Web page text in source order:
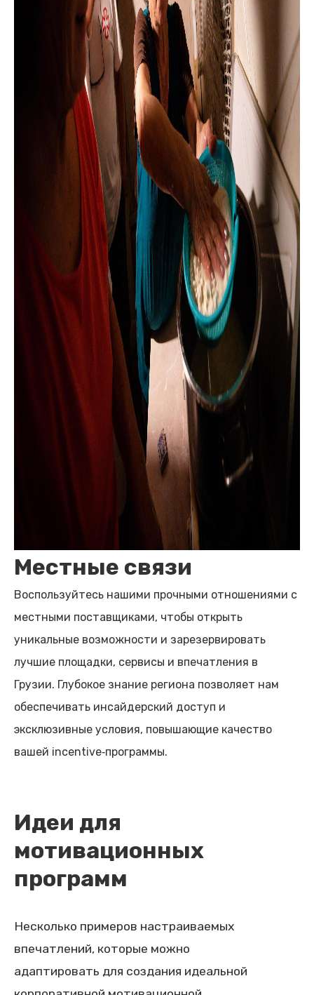
Местные связи
Воспользуйтесь нашими прочными отношениями с
местными поставщиками, чтобы открыть
уникальные возможности и зарезервировать
лучшие площадки, сервисы и впечатления в
Грузии. Глубокое знание региона позволяет нам
обеспечивать инсайдерский доступ и
эксклюзивные условия, повышающие качество
вашей incentive‑программы.
Идеи для
мотивационных
программ
Несколько примеров настраиваемых
впечатлений, которые можно
адаптировать для создания идеальной